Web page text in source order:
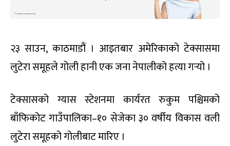
२३ साउन, काठमाडौं । आइतबार अमेरिकाको टेक्सासमा
लुटेरा समूहले गोली हानी एक जना नेपालीको हत्या गर्‍यो ।
टेक्सासको ग्यास स्टेशनमा कार्यरत रुकुम पश्चिमको
बाँफिकोट गाउँपालिका–१० सेजेका ३० वर्षीय विकास वली
लुटेरा समूहको गोलीबाट मारिए ।